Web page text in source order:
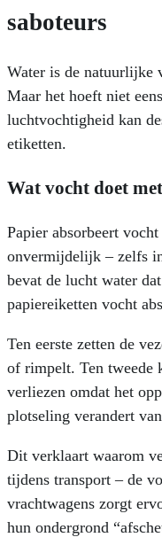
saboteurs
Water is de natuurlijke
Maar het hoeft niet
luchtvochtigheid kan
etiketten.
Wat vocht doet
Papier absorbeert
onvermijdelijk – zelfs
bevat de lucht water
papiereiketten vocht
Ten eerste zetten de
of rimpelt. Ten tweede
verliezen omdat het
plotseling verandert
Dit verklaart waarom
tijdens transport – de
vrachtwagens zorgt
hun ondergrond